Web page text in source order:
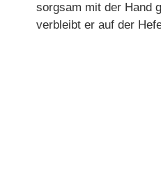
sorgsam mit der Hand
verbleibt er auf der